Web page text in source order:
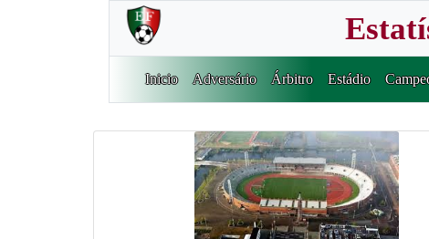
Inicio Adversário Árbitro Estádio